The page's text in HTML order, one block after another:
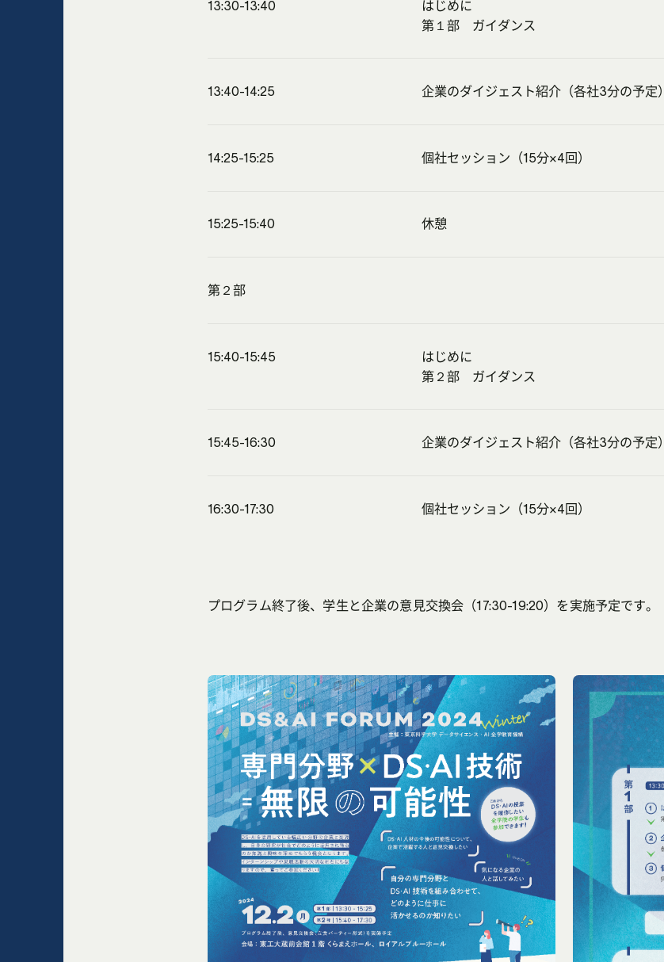
13:30-13:40
はじめに
第１部 ガイダンス
13:40-14:25 企業のダイジェスト紹介（各社3分の予定）
14:25-15:25 個社セッション（15分×4回）
15:25-15:40 休憩
第２部
15:40-15:45
はじめに
第２部 ガイダンス
15:45-16:30 企業のダイジェスト紹介（各社3分の予定）
16:30-17:30 個社セッション（15分×4回）
プログラム終了後、学生と企業の意見交換会（17:30-19:20）を実施予定です。